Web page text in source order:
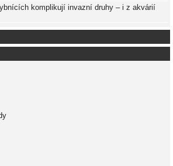
komplikují invazní druhy – i z akvárií